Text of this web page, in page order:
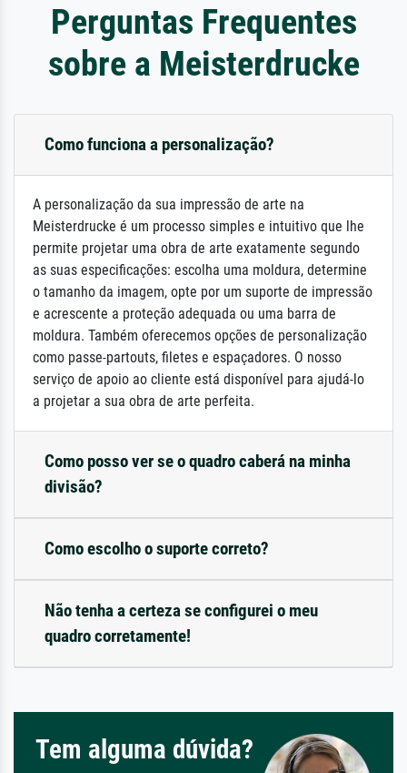
Perguntas Frequentes
sobre a Meisterdrucke
Como funciona a personalização?
A personalização da sua impressão de arte na
Meisterdrucke é um processo simples e intuitivo que lhe
permite projetar uma obra de arte exatamente segundo
as suas especificações: escolha uma moldura, determine
o tamanho da imagem, opte por um suporte de impressão
e acrescente a proteção adequada ou uma barra de
moldura. Também oferecemos opções de personalização
como passe-partouts, filetes e espaçadores. O nosso
serviço de apoio ao cliente está disponível para ajudá-lo
a projetar a sua obra de arte perfeita.
Como posso ver se o quadro caberá na minha
divisão?
Como escolho o suporte correto?
Não tenha a certeza se configurei o meu
quadro corretamente!
Tem alguma dúvida?